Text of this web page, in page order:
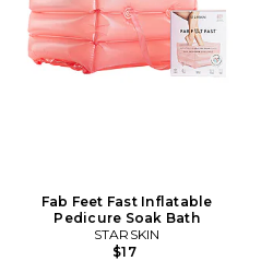
Fab Feet Fast Inflatable
Pedicure Soak Bath
STARSKIN
$17